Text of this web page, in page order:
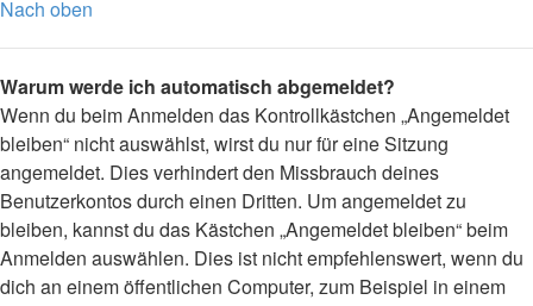
Nach oben
Warum werde ich automatisch abgemeldet?
Wenn du beim Anmelden das Kontrollkästchen „Angemeldet
bleiben“ nicht auswählst, wirst du nur für eine Sitzung
angemeldet. Dies verhindert den Missbrauch deines
Benutzerkontos durch einen Dritten. Um angemeldet zu
bleiben, kannst du das Kästchen „Angemeldet bleiben“ beim
Anmelden auswählen. Dies ist nicht empfehlenswert, wenn du
dich an einem öffentlichen Computer, zum Beispiel in einem